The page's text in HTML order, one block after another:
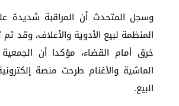
وسجل المتحدث أن المراقبة شديدة
خرق أمام القضاء، مؤكدا أن
الماشية والأغنام طرحت منصة
البيع.